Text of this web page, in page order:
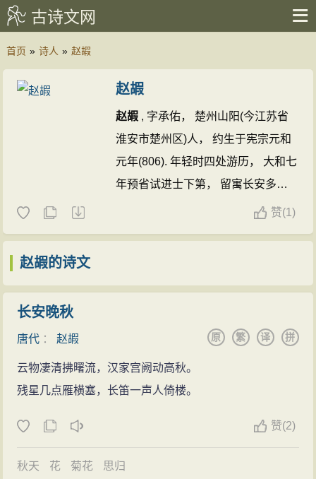
古诗文网
首页 » 诗人 » 赵嘏
赵嘏
赵嘏 , 字承佑， 楚州山阳(今江苏省
淮安市楚州区)人， 约生于宪宗元和
元年(806). 年轻时四处游历， 大和七
年预省试进士下第， 留寓长安多
年， 出入豪门以干功名， 其间似曾
存诗二百多首， 其中七律、七绝最
多且较出色。
嘏的名句(5条)
赞(1)
赵嘏的诗文
长安晚秋
唐代 ：赵嘏 拼
译
繁
原
云物凄清拂曙流，汉家宫阙动高秋。
残星几点雁横塞，长笛一声人倚楼。
赞(2)
秋天 花 菊花 思归